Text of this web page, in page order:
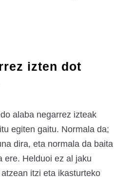
izten dot
alaba negarrez izteak
egiten gaitu. Normala da;
dira, eta normala da baita
ere. Helduoi ez al jaku
itzi eta ikasturteko